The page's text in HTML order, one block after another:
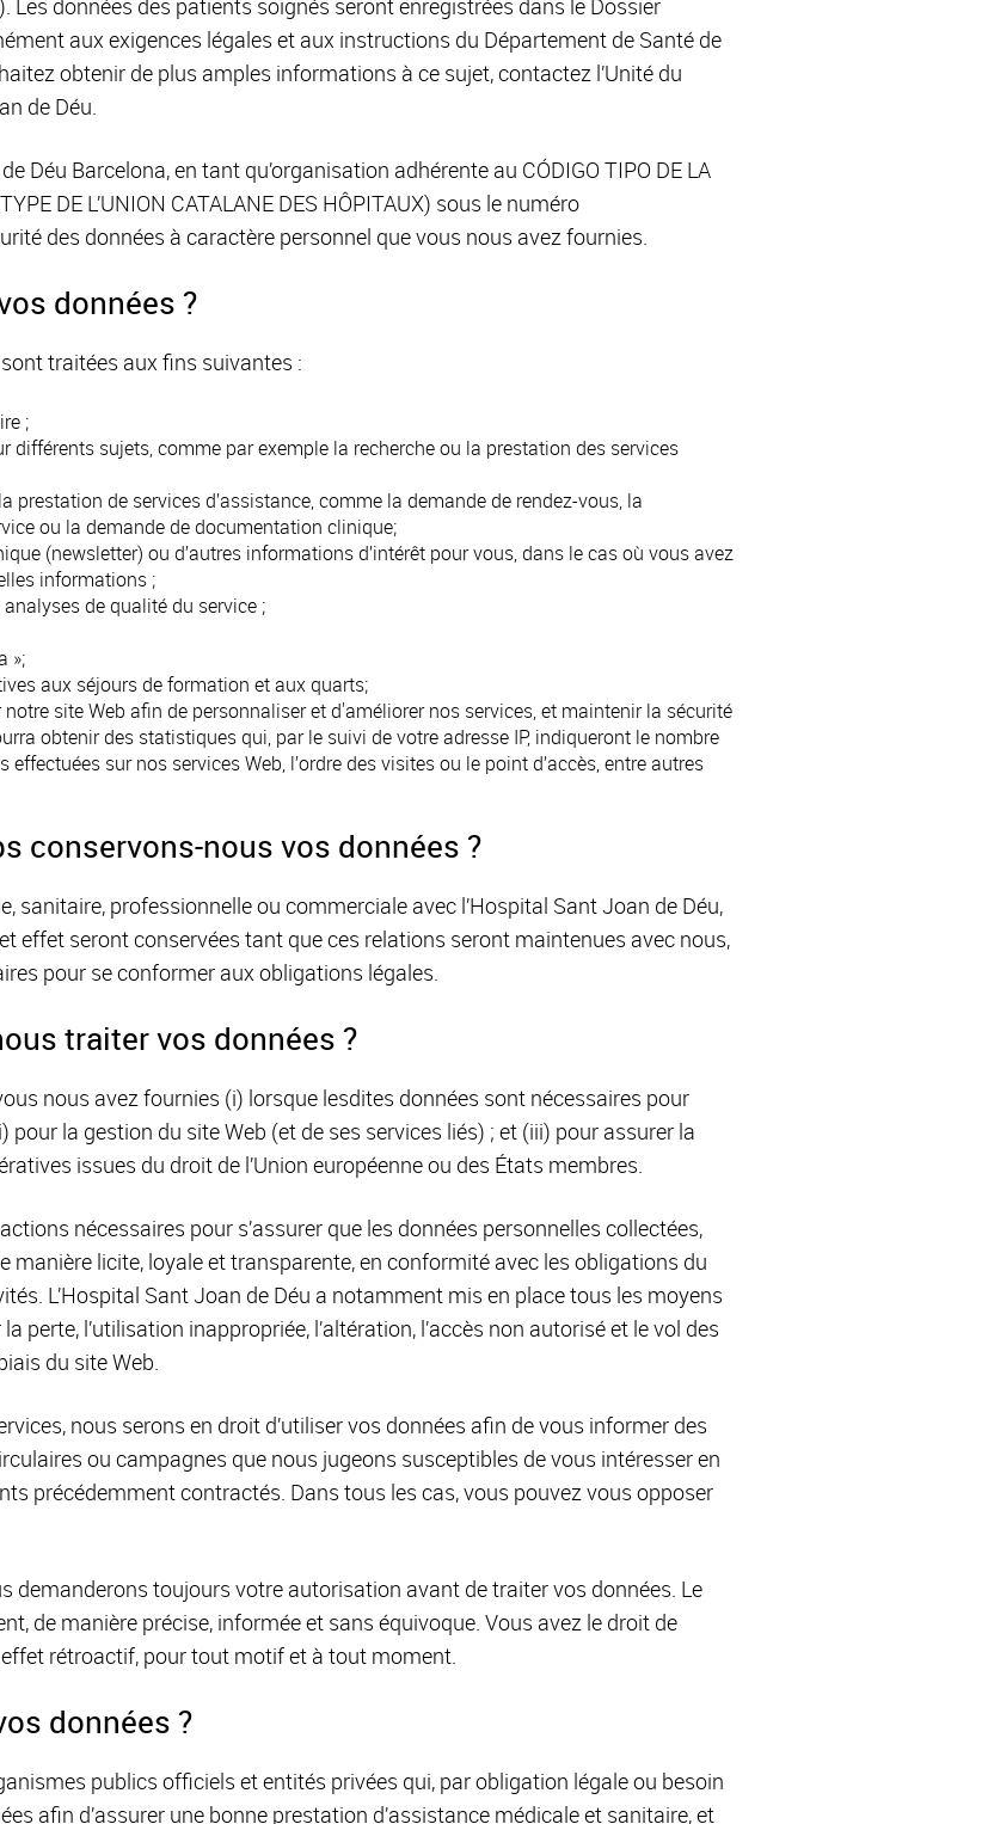
Les données des patients soignés seront enregistrées dans le Dossier
aux exigences légales et aux instructions du Département de Santé de
obtenir de plus amples informations à ce sujet, contactez l’Unité du
de Déu.
Déu Barcelona, en tant qu’organisation adhérente au CÓDIGO TIPO DE LA
DE L’UNION CATALANE DES HÔPITAUX) sous le numéro
des données à caractère personnel que vous nous avez fournies.
données ?
traitées aux fins suivantes :
;
différents sujets, comme par exemple la recherche ou la prestation des services
de services d’assistance, comme la demande de rendez-vous, la
ou la demande de documentation clinique;
(newsletter) ou d’autres informations d’intérêt pour vous, dans le cas où vous avez
informations ;
de qualité du service ;
»;
aux séjours de formation et aux quarts;
site Web afin de personnaliser et d'améliorer nos services, et maintenir la sécurité
obtenir des statistiques qui, par le suivi de votre adresse IP, indiqueront le nombre
sur nos services Web, l’ordre des visites ou le point d’accès, entre autres
conservons-nous vos données ?
sanitaire, professionnelle ou commerciale avec l’Hospital Sant Joan de Déu,
effet seront conservées tant que ces relations seront maintenues avec nous,
pour se conformer aux obligations légales.
traiter vos données ?
nous avez fournies (i) lorsque lesdites données sont nécessaires pour
pour la gestion du site Web (et de ses services liés) ; et (iii) pour assurer la
issues du droit de l’Union européenne ou des États membres.
nécessaires pour s’assurer que les données personnelles collectées,
manière licite, loyale et transparente, en conformité avec les obligations du
L’Hospital Sant Joan de Déu a notamment mis en place tous les moyens
perte, l’utilisation inappropriée, l’altération, l’accès non autorisé et le vol des
du site Web.
nous serons en droit d’utiliser vos données afin de vous informer des
ou campagnes que nous jugeons susceptibles de vous intéresser en
précédemment contractés. Dans tous les cas, vous pouvez vous opposer
demanderons toujours votre autorisation avant de traiter vos données. Le
de manière précise, informée et sans équivoque. Vous avez le droit de
rétroactif, pour tout motif et à tout moment.
données ?
publics officiels et entités privées qui, par obligation légale ou besoin
afin d’assurer une bonne prestation d’assistance médicale et sanitaire, et